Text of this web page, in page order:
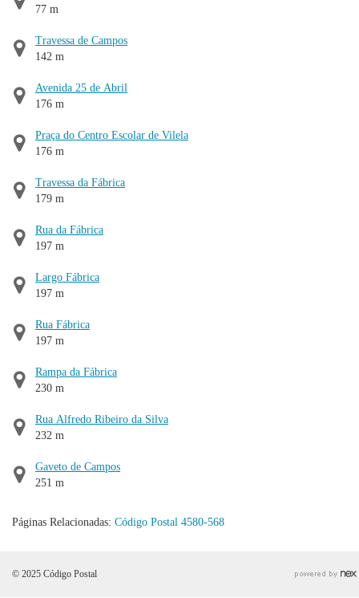
77 m
Travessa de Campos
142 m
Avenida 25 de Abril
176 m
Praça do Centro Escolar de Vilela
176 m
Travessa da Fábrica
179 m
Rua da Fábrica
197 m
Largo Fábrica
197 m
Rua Fábrica
197 m
Rampa da Fábrica
230 m
Rua Alfredo Ribeiro da Silva
232 m
Gaveto de Campos
251 m
Páginas Relacionadas: Código Postal 4580-568
© 2025 Código Postal